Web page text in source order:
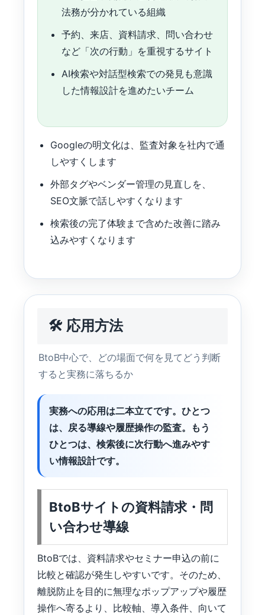
法務が分かれている組織
予約、来店、資料請求、問い合わせ
など「次の行動」を重視するサイト
AI検索や対話型検索での発見も意識
した情報設計を進めたいチーム
Googleの明文化は、監査対象を社内で通
しやすくします
外部タグやベンダー管理の見直しを、
SEO文脈で話しやすくなります
検索後の完了体験まで含めた改善に踏み
込みやすくなります
🛠 応用方法
BtoB中心で、どの場面で何を見てどう判断
すると実務に落ちるか
実務への応用は二本立てです。ひとつ
は、戻る導線や履歴操作の監査。もう
ひとつは、検索後に次行動へ進みやす
い情報設計です。
BtoBサイトの資料請求・問
い合わせ導線
BtoBでは、資料請求やセミナー申込の前に
比較と確認が発生しやすいです。そのため、
離脱防止を目的に無理なポップアップや履歴
操作へ寄るより、比較軸、導入条件、向いて